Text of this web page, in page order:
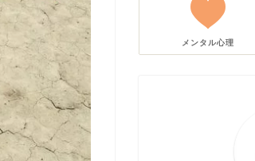
メンタル心理